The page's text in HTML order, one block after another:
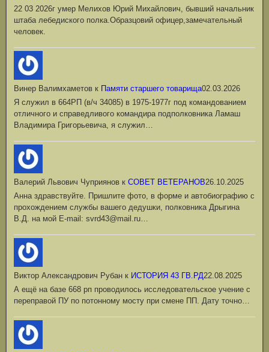
22 03 2026г умер Мелихов Юрий Михайлович, бывший начальник
штаба лебедиского полка.Образцовий офицер,замечательный
человек.
Винер Валимхаметов к Памяти старшего товарища02.03.2026
Я служил в 664РП (в/ч 34085) в 1975-1977г под командованием
отличного и справедливого командира подполковника Ламаш
Владимира Григорьевича, я служил…
Валерий Львович Чуприянов к СОВЕТ ВЕТЕРАНОВ26.10.2025
Анна здравствуйте. Пришлите фото, в форме и автобиографию с
прохождением службы вашего дедушки, полковника Дрыгина
В.Д. на мой Е-mail: svrd43@mail.ru…
Виктор Александрович Рубан к ИСТОРИЯ 43 ГВ.РД22.08.2025
А ещё на базе 668 рп проводилось исследовательское учение с
переправой ПУ по потонному мосту при смене ПП. Дату точно…